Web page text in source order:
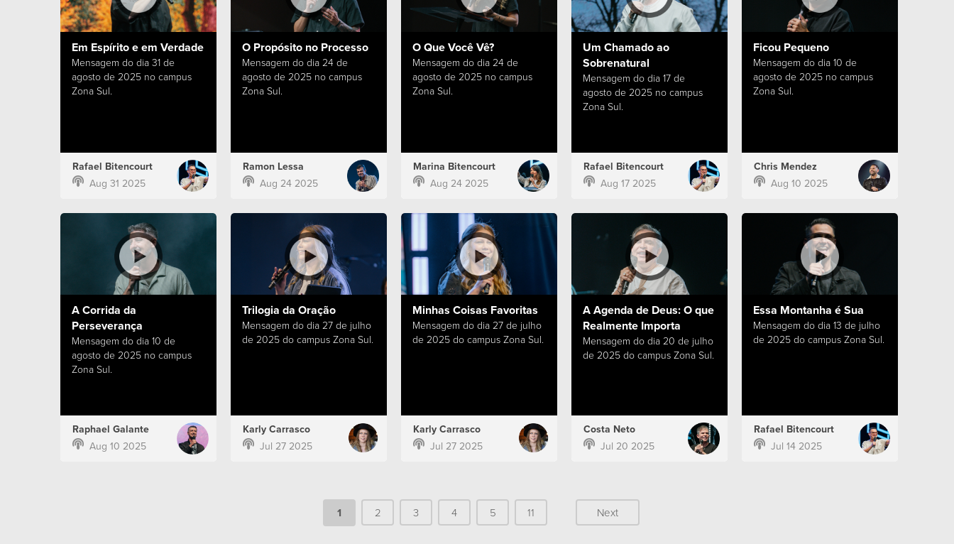
Em Espírito e em Verdade
Mensagem do dia 31 de
agosto de 2025 no campus
Zona Sul.
Rafael Bitencourt
Aug 31 2025
O Propósito no Processo
Mensagem do dia 24 de
agosto de 2025 no campus
Zona Sul.
Ramon Lessa
Aug 24 2025
O Que Você Vê?
Mensagem do dia 24 de
agosto de 2025 no campus
Zona Sul.
Marina Bitencourt
Aug 24 2025
Um Chamado ao
Sobrenatural
Mensagem do dia 17 de
agosto de 2025 no campus
Zona Sul.
Rafael Bitencourt
Aug 17 2025
Ficou Pequeno
Mensagem do dia 10 de
agosto de 2025 no campus
Zona Sul.
Chris Mendez
Aug 10 2025
A Corrida da
Perseverança
Mensagem do dia 10 de
agosto de 2025 no campus
Zona Sul.
Raphael Galante
Aug 10 2025
Trilogia da Oração
Mensagem do dia 27 de julho
de 2025 do campus Zona Sul.
Karly Carrasco
Jul 27 2025
Minhas Coisas Favoritas
Mensagem do dia 27 de julho
de 2025 do campus Zona Sul.
Karly Carrasco
Jul 27 2025
A Agenda de Deus: O que
Realmente Importa
Mensagem do dia 20 de julho
de 2025 do campus Zona Sul.
Costa Neto
Jul 20 2025
Essa Montanha é Sua
Mensagem do dia 13 de julho
de 2025 do campus Zona Sul.
Rafael Bitencourt
Jul 14 2025
1 2 3 4 5 11 Next